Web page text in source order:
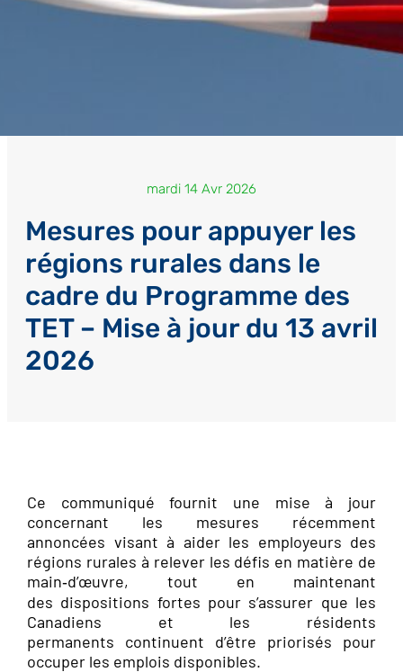
mardi 14 Avr 2026
Mesures pour appuyer les
régions rurales dans le
cadre du Programme des
TET – Mise à jour du 13 avril
2026
Ce communiqué fournit une mise à jour
concernant les mesures récemment
annoncées visant à aider les employeurs des
régions rurales à relever les défis en matière de
main‑d’œuvre, tout en maintenant
des dispositions fortes pour s’assurer que les
Canadiens et les résidents
permanents continuent d’être priorisés pour
occuper les emplois disponibles.